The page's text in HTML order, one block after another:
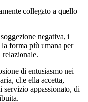
collegato a quello
negativa, i
forma più umana per
relazionale.
di entusiasmo nei
che ella accetta,
servizio appassionato, di